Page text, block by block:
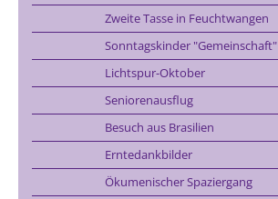
Zweite Tasse in Feuchtwangen
Sonntagskinder "Gemeinschaft"
Lichtspur-Oktober
Seniorenausflug
Besuch aus Brasilien
Erntedankbilder
Ökumenischer Spaziergang